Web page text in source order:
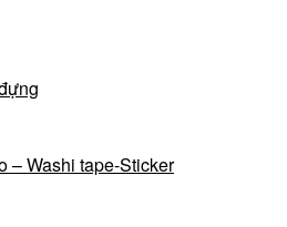
– Washi tape-Sticker